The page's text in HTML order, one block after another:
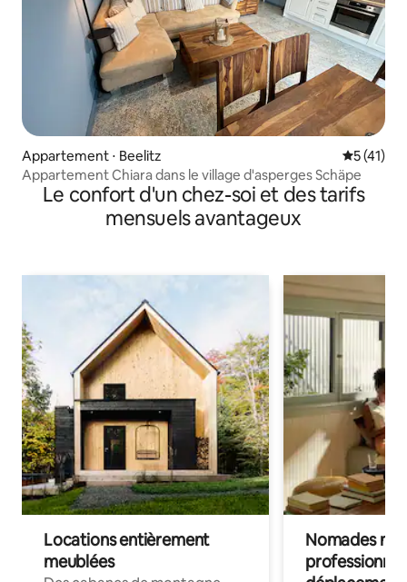
Appartement ⋅ Beelitz
5 (41)
Appartement Chiara dans le village d'asperges Schäpe
Le confort d'un chez-soi et des tarifs
mensuels avantageux
Locations entièrement
meublées
Nomades